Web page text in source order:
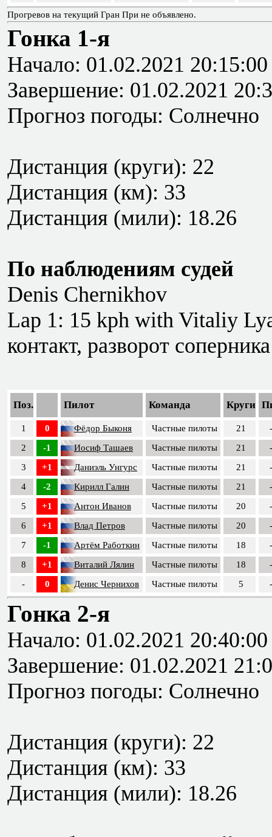
Прогревов на текущий Гран При не объявлено.
Гонка 1-я
Начало: 01.02.2021 20:15:00
Завершение: 01.02.2021
Прогноз погоды: Солнечно
Дистанция (круги): 22
Дистанция (км): 33
Дистанция (мили): 18.26
По наблюдениям судей
Denis Chernikhov
Lap 1: 15 kph with Vitaliy
контакт, разворот
Поз. Пилот Команда Круги
1 0 Фёдор Быконя Частные пилоты 21
-
2
-1 Иосиф Ташаев Частные пилоты 21
-
3
+1 Даниэль Унгурс Частные пилоты 21
-
4
-2 Кирилл Галин Частные пилоты 21
-
5
+1 Антон Иванов Частные пилоты 20
-
6
+1 Влад Петров Частные пилоты 20
-
7
-1 Артём Работкин Частные пилоты 18
-
8
+1 Виталий Лялин Частные пилоты 18
-
-
0 Денис Чернихов Частные пилоты 5 -
Гонка 2-я
Начало: 01.02.2021 20:40:00
Завершение: 01.02.2021
Прогноз погоды: Солнечно
Дистанция (круги): 22
Дистанция (км): 33
Дистанция (мили): 18.26